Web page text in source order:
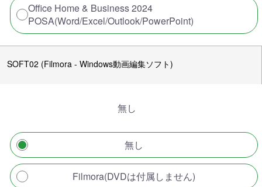
Office Home & Business 2024
POSA(Word/Excel/Outlook/PowerPoint)
SOFT02 (Filmora - Windows動画編集ソフト)
無し
無し
Filmora(DVDは付属しません)